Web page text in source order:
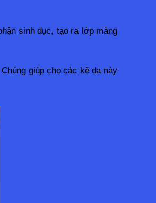
sinh dục, tạo ra lớp màng
giúp cho các kẽ da này